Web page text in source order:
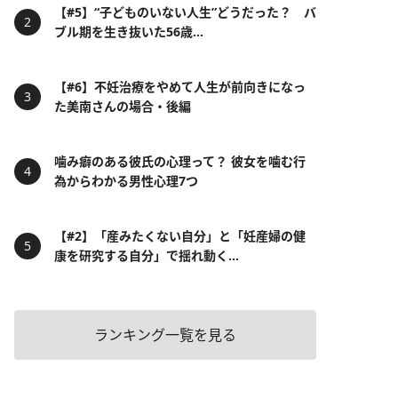
【#5】“子どものいない人生”どうだった？ バ
ブル期を生き抜いた56歳...
【#6】不妊治療をやめて人生が前向きになっ
た美南さんの場合・後編
噛み癖のある彼氏の心理って？ 彼女を噛む行
為からわかる男性心理7つ
【#2】「産みたくない自分」と「妊産婦の健
康を研究する自分」で揺れ動く...
ランキング一覧を見る